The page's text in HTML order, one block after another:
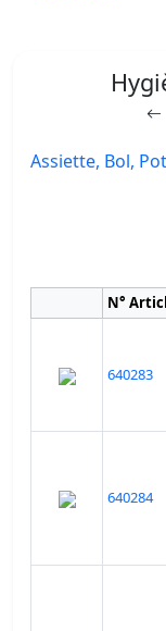
Assiette, Bol,
N°
640283
640284